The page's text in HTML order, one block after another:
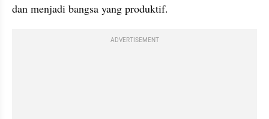
dan menjadi bangsa yang produktif.
ADVERTISEMENT